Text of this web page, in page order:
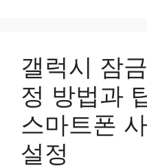
갤럭시 잠
정 방법과
스마트폰
설정